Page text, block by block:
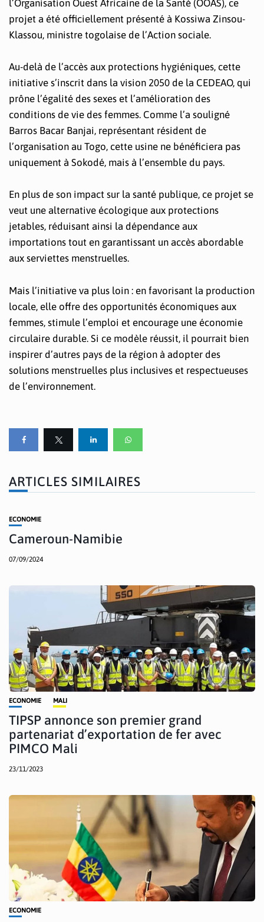
l’Organisation Ouest Africaine de la Santé (OOAS), ce
projet a été officiellement présenté à Kossiwa Zinsou-
Klassou, ministre togolaise de l’Action sociale.
Au-delà de l’accès aux protections hygiéniques, cette
initiative s’inscrit dans la vision 2050 de la CEDEAO, qui
prône l’égalité des sexes et l’amélioration des
conditions de vie des femmes. Comme l’a souligné
Barros Bacar Banjai, représentant résident de
l’organisation au Togo, cette usine ne bénéficiera pas
uniquement à Sokodé, mais à l’ensemble du pays.
En plus de son impact sur la santé publique, ce projet se
veut une alternative écologique aux protections
jetables, réduisant ainsi la dépendance aux
importations tout en garantissant un accès abordable
aux serviettes menstruelles.
Mais l’initiative va plus loin : en favorisant la production
locale, elle offre des opportunités économiques aux
femmes, stimule l’emploi et encourage une économie
circulaire durable. Si ce modèle réussit, il pourrait bien
inspirer d’autres pays de la région à adopter des
solutions menstruelles plus inclusives et respectueuses
de l’environnement.
ARTICLES SIMILAIRES
ECONOMIE
Cameroun-Namibie
07/09/2024
ECONOMIE MALI
TIPSP annonce son premier grand
partenariat d’exportation de fer avec
PIMCO Mali
23/11/2023
ECONOMIE